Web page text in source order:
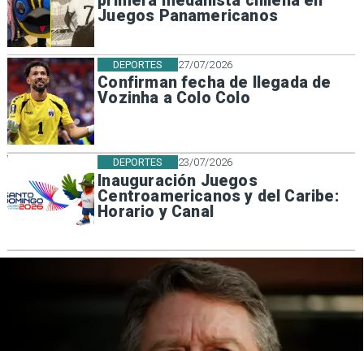
Juegos Panamericanos
27/07/2026
Confirman fecha de llegada de
Vozinha a Colo Colo
DEPORTES
23/07/2026
Inauguración Juegos
Centroamericanos y del Caribe:
Horario y Canal
DEPORTES